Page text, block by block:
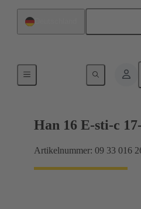
Ströme bis 16 A
Han 16 E-sti-c
Artikelnummer: 09 33 016